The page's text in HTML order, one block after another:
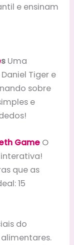
e ensinam
s Uma
Tiger e
sobre
e
Game O
que as
15
do